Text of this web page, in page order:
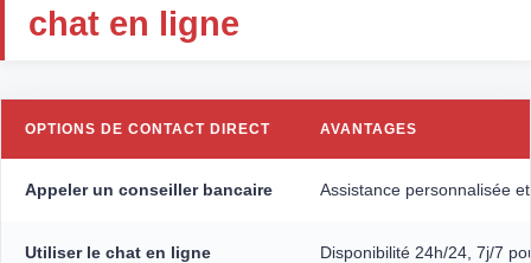
chat en ligne
OPTIONS DE CONTACT DIRECT AVANTAGES
Appeler un conseiller bancaire Assistance personnalisée
Utiliser le chat en ligne Disponibilité 24h/24, 7j/7